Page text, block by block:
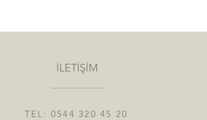
İLETİŞİM
TEL: 0544 320 45 20